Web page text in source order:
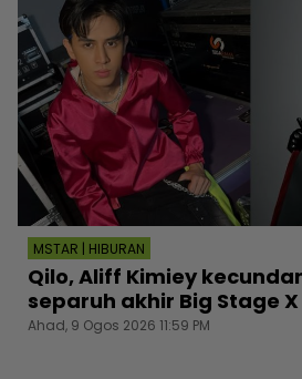
MSTAR | HIBURAN
Qilo, Aliff Kimiey
separuh akhir Big Stage
Ahad, 9 Ogos 2026 11:59 PM